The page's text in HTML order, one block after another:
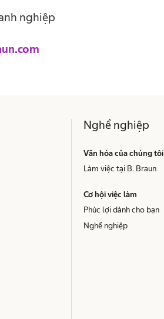
nghiệp
Nghề nghiệp
Văn hóa của chúng tôi
Làm việc tại B. Braun
Cơ hội việc làm
Phúc lợi dành cho bạn
Nghề nghiệp